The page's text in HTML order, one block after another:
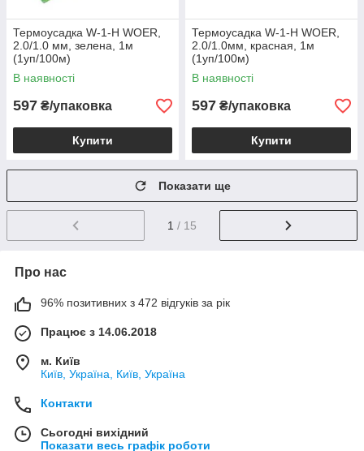
Термоусадка W-1-H WOER,
2.0/1.0 мм, зелена, 1м
(1уп/100м)
В наявності
597 ₴/упаковка
Купити
Термоусадка W-1-H WOER,
2.0/1.0мм, красная, 1м
(1уп/100м)
В наявності
597 ₴/упаковка
Купити
Показати ще
1 / 15
Про нас
96% позитивних з 472 відгуків за рік
Працює з 14.06.2018
м. Київ
Київ, Україна, Київ, Україна
Контакти
Сьогодні вихідний
Показати весь графік роботи